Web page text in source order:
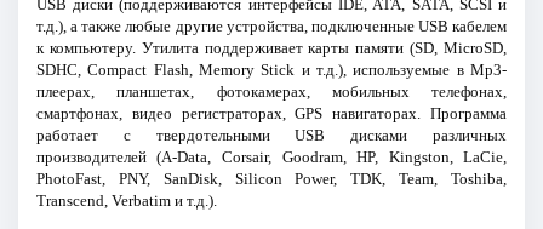
USB диски (поддерживаются интерфейсы IDE, ATA, SATA, SCSI и
т.д.), а также любые другие устройства, подключенные USB кабелем
к компьютеру. Утилита поддерживает карты памяти (SD, MicroSD,
SDHC, Compact Flash, Memory Stick и т.д.), используемые в Mp3-
плеерах, планшетах, фотокамерах, мобильных телефонах,
смартфонах, видео регистраторах, GPS навигаторах. Программа
работает с твердотельными USB дисками различных
производителей (A-Data, Corsair, Goodram, HP, Kingston, LaCie,
PhotoFast, PNY, SanDisk, Silicon Power, TDK, Team, Toshiba,
Transcend, Verbatim и т.д.).